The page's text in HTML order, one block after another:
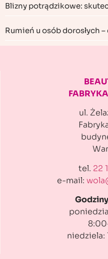
Blizny potrądzikowe:
Rumień u osób dorosłych
ul.
tel. 22
e-mail: